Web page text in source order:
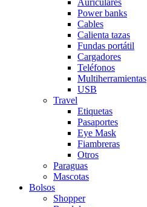
Power banks
Cables
Calienta tazas
Fundas portátil
Cargadores
Teléfonos
Multiherramientas
USB
Travel
Etiquetas
Pasaportes
Eye Mask
Fiambreras
Otros
Paraguas
Mascotas
Bolsos
Shopper